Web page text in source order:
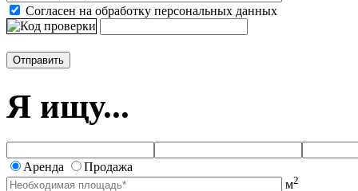
Согласен на обработку персональных данных
Я ищу...
Аренда
Продажа
м2